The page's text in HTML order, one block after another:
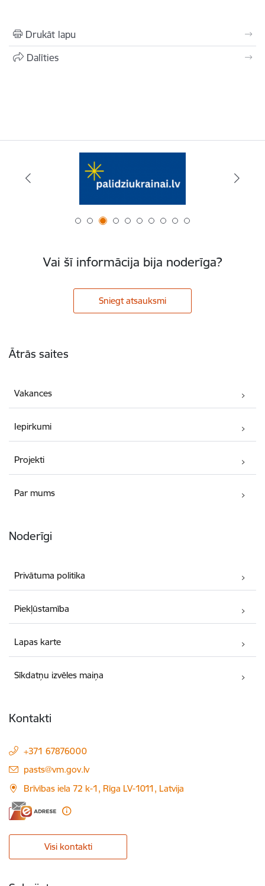
Drukāt lapu
Dalīties
Vai šī informācija bija noderīga?
Sniegt atsauksmi
Ātrās saites
Vakances
Iepirkumi
Projekti
Par mums
Noderīgi
Privātuma politika
Piekļūstamība
Lapas karte
Sīkdatņu izvēles maiņa
Kontakti
+371 67876000
E-pasts:
pasts@vm.gov.lv
Brīvības iela 72 k-1, Rīga LV-1011, Latvija
Visi kontakti